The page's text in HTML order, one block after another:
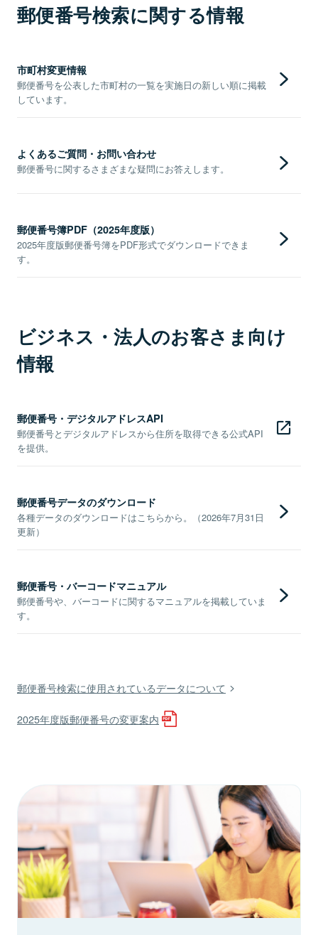
郵便番号検索に関する情報
市町村変更情報
郵便番号を公表した市町村の一覧を実施日の新しい順に掲載
しています。
よくあるご質問・お問い合わせ
郵便番号に関するさまざまな疑問にお答えします。
郵便番号簿PDF（2025年度版）
2025年度版郵便番号簿をPDF形式でダウンロードできま
す。
ビジネス・法人のお客さま向け
情報
郵便番号・デジタルアドレスAPI
郵便番号とデジタルアドレスから住所を取得できる公式API
を提供。
郵便番号データのダウンロード
各種データのダウンロードはこちらから。（2026年7月31日
更新）
郵便番号・バーコードマニュアル
郵便番号や、バーコードに関するマニュアルを掲載していま
す。
郵便番号検索に使用されているデータについて
2025年度版郵便番号の変更案内